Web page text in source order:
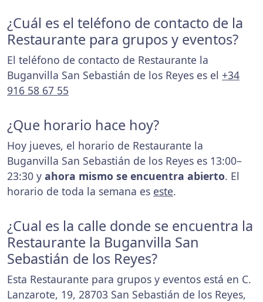
¿Cuál es el teléfono de contacto de la
Restaurante para grupos y eventos?
El teléfono de contacto de Restaurante la
Buganvilla San Sebastián de los Reyes es el +34
916 58 67 55
¿Que horario hace hoy?
Hoy jueves, el horario de Restaurante la
Buganvilla San Sebastián de los Reyes es 13:00–
23:30 y ahora mismo se encuentra abierto. El
horario de toda la semana es este.
¿Cual es la calle donde se encuentra la
Restaurante la Buganvilla San
Sebastián de los Reyes?
Esta Restaurante para grupos y eventos está en C.
Lanzarote, 19, 28703 San Sebastián de los Reyes,